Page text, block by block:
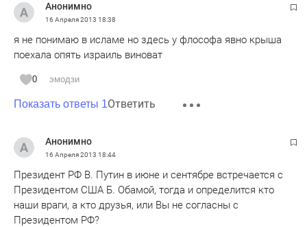
Анонимно
16 Апреля 2013 18:38
я не понимаю в исламе но здесь у флософа явно крыша
поехала опять израиль виноват
0 эмодзи
Показать ответы 1Ответить
Анонимно
16 Апреля 2013 18:44
Президент РФ В. Путин в июне и сентябре встречается с
Президентом США Б. Обамой, тогда и определится кто
наши враги, а кто друзья, или Вы не согласны с
Президентом РФ?